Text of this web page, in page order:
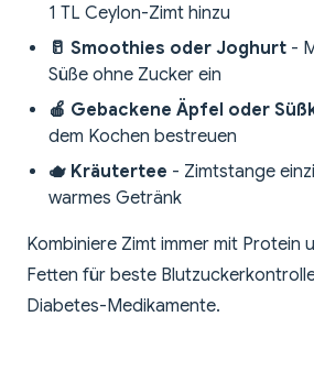
1 TL Ceylon-Zimt hinzu
🥛 Smoothies oder Joghurt -
Süße ohne Zucker ein
🍎 Gebackene Äpfel oder
dem Kochen bestreuen
🫖 Kräutertee - Zimtstange
warmes Getränk
Kombiniere Zimt immer mit Protein
Fetten für beste
Diabetes-Medikamente.